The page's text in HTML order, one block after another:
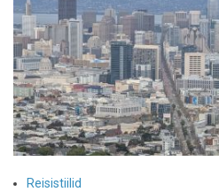
Reisistiilid